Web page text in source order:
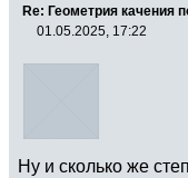
Re: Геометрия качения
01.05.2025, 17:22
Ну и сколько же